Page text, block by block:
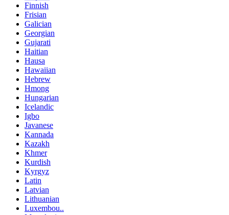
Finnish
Frisian
Galician
Georgian
Gujarati
Haitian
Hausa
Hawaiian
Hebrew
Hmong
Hungarian
Icelandic
Igbo
Javanese
Kannada
Kazakh
Khmer
Kurdish
Kyrgyz
Latin
Latvian
Lithuanian
Luxembou..